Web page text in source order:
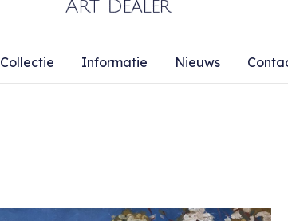
Collectie Informatie Nieuws